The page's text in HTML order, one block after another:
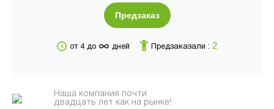
Предзаказ
от 4 до ∞ дней Предзаказали : 2
Наша компания почти
двадцать лет как на рынке!